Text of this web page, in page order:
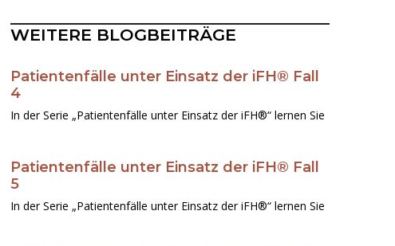
WEITERE BLOGBEITRÄGE
Patientenfälle unter Einsatz der iFH® Fall
4
In der Serie „Patientenfälle unter Einsatz der iFH®“ lernen Sie
Patientenfälle unter Einsatz der iFH® Fall
5
In der Serie „Patientenfälle unter Einsatz der iFH®“ lernen Sie
SeiteSeiteSeiteSeiteSeite